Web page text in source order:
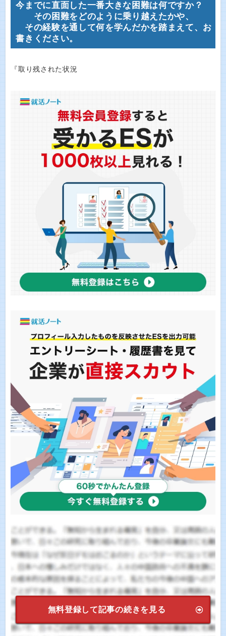
今までに直面した一番大きな困難は何ですか？
その困難をどのように乗り越えたかや、
その経験を通して何を学んだかを踏まえて、お
書きください。
『取り残された状況
無料登録して記事の続きを見る